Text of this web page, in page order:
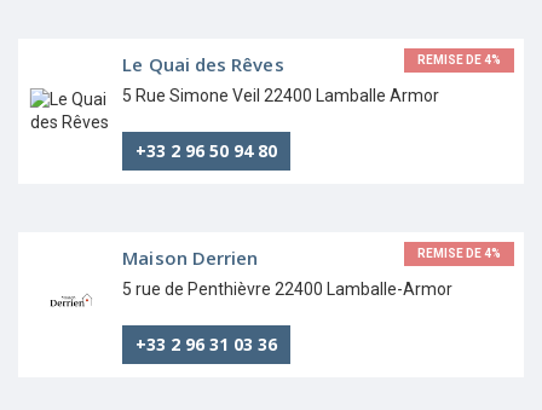
REMISE DE 4%
Le Quai des Rêves
5 Rue Simone Veil 22400 Lamballe Armor
+33 2 96 50 94 80
REMISE DE 4%
Maison Derrien
5 rue de Penthièvre 22400 Lamballe-Armor
+33 2 96 31 03 36